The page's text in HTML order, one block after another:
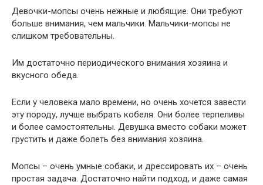
Девочки-мопсы очень нежные и любящие. Они требуют
больше внимания, чем мальчики. Мальчики-мопсы не
слишком требовательны.
Им достаточно периодического внимания хозяина и
вкусного обеда.
Если у человека мало времени, но очень хочется завести
эту породу, лучше выбрать кобеля. Они более терпеливы
и более самостоятельны. Девушка вместо собаки может
грустить и даже болеть без внимания хозяина.
Мопсы – очень умные собаки, и дрессировать их – очень
простая задача. Достаточно найти подход, и даже самая